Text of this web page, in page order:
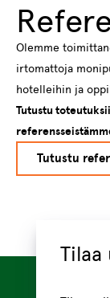
Olemme
irtomattoja
hotelleihin ja
Tutustu
Tutustu
Tilaa